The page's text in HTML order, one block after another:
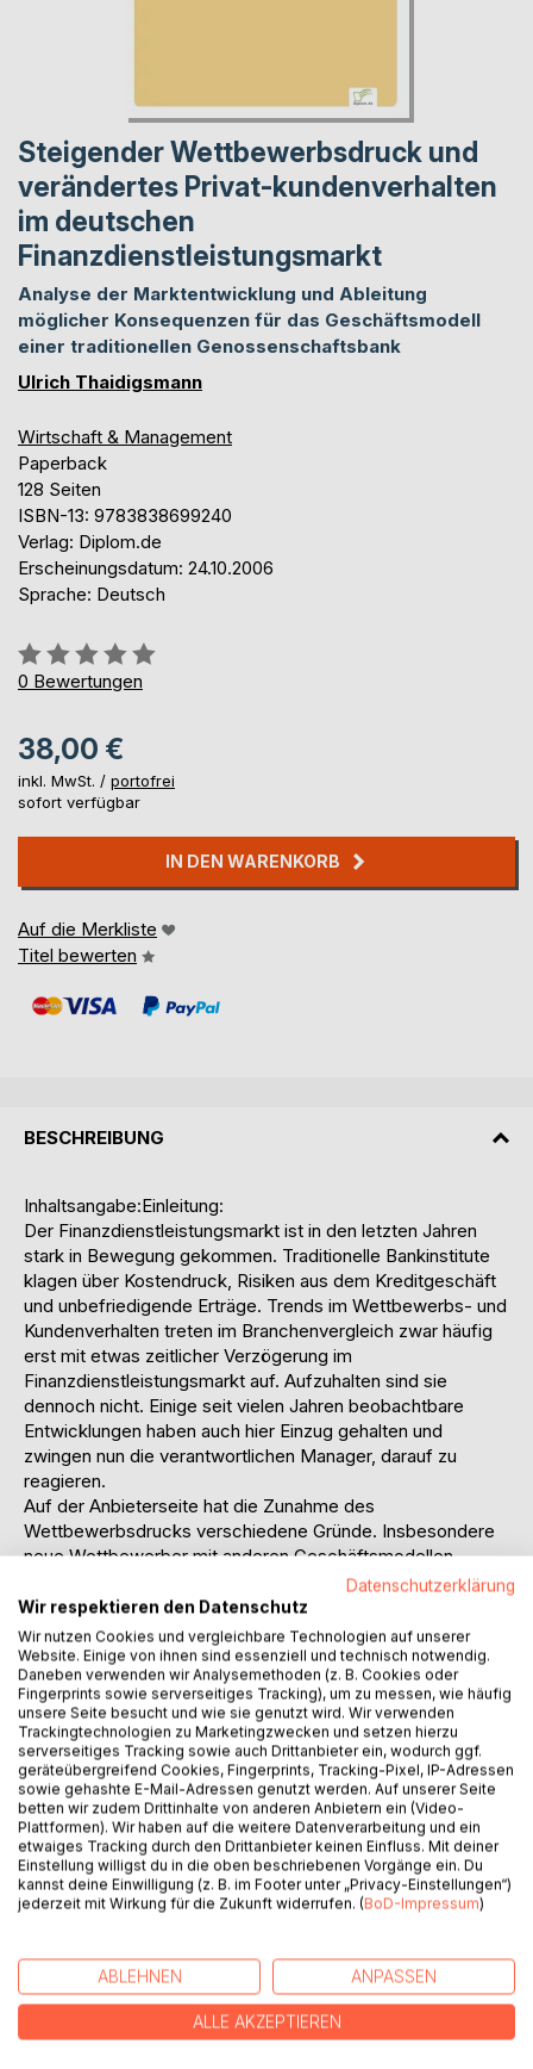
Steigender Wettbewerbsdruck und
verändertes Privat-kundenverhalten
im deutschen
Finanzdienstleistungsmarkt
Analyse der Marktentwicklung und Ableitung
möglicher Konsequenzen für das Geschäftsmodell
einer traditionellen Genossenschaftsbank
Ulrich Thaidigsmann
Wirtschaft & Management
Paperback
128 Seiten
ISBN-13: 9783838699240
Verlag: Diplom.de
Erscheinungsdatum: 24.10.2006
Sprache: Deutsch
Bewertung::
0%
0 Bewertungen
38,00 €
inkl. MwSt. / portofrei
sofort verfügbar
IN DEN WARENKORB
Auf die Merkliste
Titel bewerten
BESCHREIBUNG
Inhaltsangabe:Einleitung:
Der Finanzdienstleistungsmarkt ist in den letzten Jahren
stark in Bewegung gekommen. Traditionelle Bankinstitute
klagen über Kostendruck, Risiken aus dem Kreditgeschäft
und unbefriedigende Erträge. Trends im Wettbewerbs- und
Kundenverhalten treten im Branchenvergleich zwar häufig
erst mit etwas zeitlicher Verzögerung im
Finanzdienstleistungsmarkt auf. Aufzuhalten sind sie
dennoch nicht. Einige seit vielen Jahren beobachtbare
Entwicklungen haben auch hier Einzug gehalten und
zwingen nun die verantwortlichen Manager, darauf zu
reagieren.
Auf der Anbieterseite hat die Zunahme des
Wettbewerbsdrucks verschiedene Gründe. Insbesondere
neue Wettbewerber mit anderen Geschäftsmodellen
drängten und drängen mit Macht auf den Markt und
nehmen traditionellen Universalbanken Marktanteile ab.
Hinzu kommen Non- und Near-Banks wie Ableger von
Automobilherstellern, Großkonzernen oder Einzelhändlern.
Deren spezifische Geschäftsmodelle zielen auf ganz
bestimmte Bedarfsfelder und/oder Kundengruppen der
Universalbanken ab. Dabei zeigen sie eine klare
Positionierung als preisoptimierte (z. B. ING-DiBa,
Postbank) oder qualitätsoptimierte Anbieter (z. B. MLP).
Auf der Nachfragerseite ist ein deutlich verändertes
Kundenverhalten spürbar. Eine höhere Wechselbereitschaft
resultiert vornehmlich aus einem sensiblen
Preisbewusstsein der Verbraucher, das mit Werbeslogans
wie Geiz ist geil in allen Branchen Deutschlands massiv
Das zeigt sich darin, dass Privatpersonen in der Regel
inzwischen mehrere Bankverbindungen haben.
Insbesondere Universalbanken werden zu aktiverem und
intensiverem Vertrieb und besserer Kundenpflege
Datenschutzerklärung
Wir respektieren den Datenschutz
Wir nutzen Cookies und vergleichbare Technologien auf unserer
Website. Einige von ihnen sind essenziell und technisch notwendig.
Daneben verwenden wir Analysemethoden (z. B. Cookies oder
Fingerprints sowie serverseitiges Tracking), um zu messen, wie häufig
unsere Seite besucht und wie sie genutzt wird. Wir verwenden
Trackingtechnologien zu Marketingzwecken und setzen hierzu
serverseitiges Tracking sowie auch Drittanbieter ein, wodurch ggf.
geräteübergreifend Cookies, Fingerprints, Tracking-Pixel, IP-Adressen
sowie gehashte E-Mail-Adressen genutzt werden. Auf unserer Seite
betten wir zudem Drittinhalte von anderen Anbietern ein (Video-
Plattformen). Wir haben auf die weitere Datenverarbeitung und ein
etwaiges Tracking durch den Drittanbieter keinen Einfluss. Mit deiner
Einstellung willigst du in die oben beschriebenen Vorgänge ein. Du
kannst deine Einwilligung (z. B. im Footer unter „Privacy-Einstellungen“)
jederzeit mit Wirkung für die Zukunft widerrufen. (BoD-Impressum)
ABLEHNEN ANPASSEN
ALLE AKZEPTIEREN